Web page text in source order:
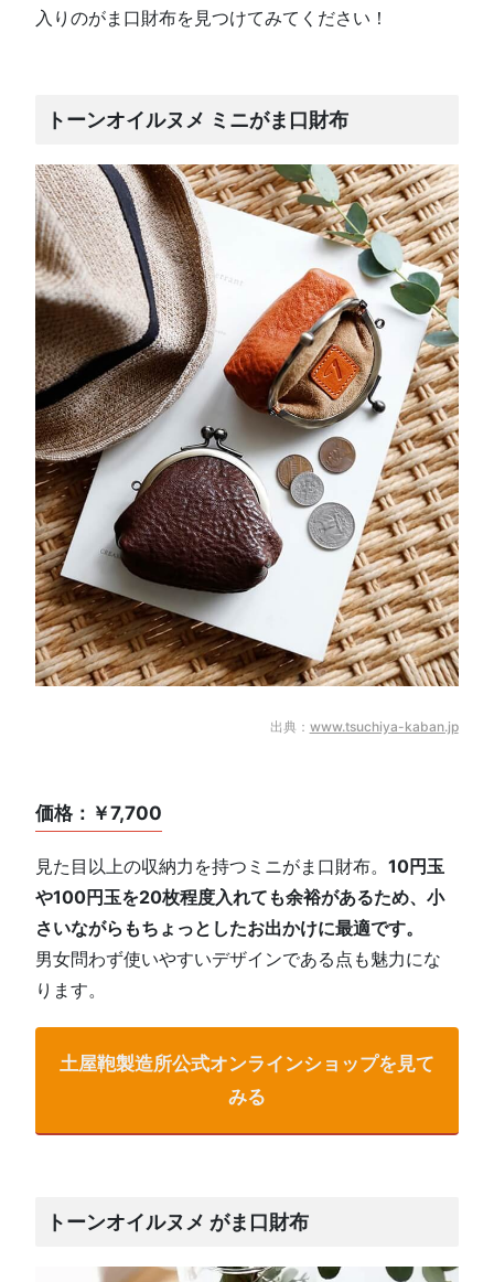
入りのがま口財布を見つけてみてください！
トーンオイルヌメ ミニがま口財布
出典： www.tsuchiya-kaban.jp
価格：￥7,700
見た目以上の収納力を持つミニがま口財布。10円玉
や100円玉を20枚程度入れても余裕があるため、小
さいながらもちょっとしたお出かけに最適です。
男女問わず使いやすいデザインである点も魅力にな
ります。
土屋鞄製造所公式オンラインショップを見て
みる
トーンオイルヌメ がま口財布